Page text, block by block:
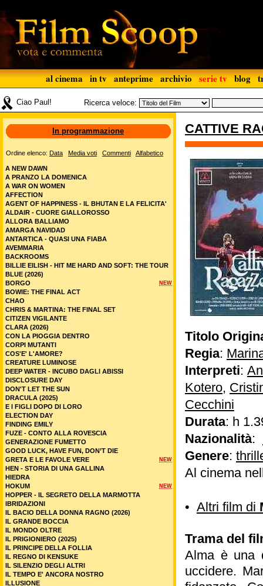
al cinema in tv anteprime archivio serie tv blog
Ciao Paul! Ricerca veloce:
CATTIVE
Titolo
Regia:
Interpreti:
Kotero,
Cecchini
Durata: h
Nazionalità:
Genere:
Al cinema
• Altri film di
Trama del
Alma è una
uccidere.
In programmazione
Ordine elenco: Data Media voti Commenti Alfabetico
A NEW DAWN
A PRANZO LA DOMENICA
A WAR ON WOMEN
AFFECTION
AGENT OF HAPPINESS - IL BHUTAN E LA FELICITA'
ALDAIR - CUORE GIALLOROSSO
ALLORA BALLIAMO
AMARGA NAVIDAD
ANTARTICA - QUASI UNA FIABA
AVEMMARIA
BACKROOMS
BILLIE EILISH - HIT ME HARD AND SOFT: THE TOUR
BLUE (2026)
NEW
BORGO
BOWIE: THE FINAL ACT
CHAO
CHRIS & MARTINA: THE FINAL SET
CITIZEN VIGILANTE
CLARA (2026)
CON LA PIOGGIA DENTRO
CORPI MUTANTI
COS'E' L'AMORE?
CREATURE LUMINOSE
DEEP WATER - INCUBO DAGLI ABISSI
DISCLOSURE DAY
DON'T LET THE SUN
DRACULA (2025)
E I FIGLI DOPO DI LORO
ELECTION DAY
FINDING EMILY
FUZE - CONTO ALLA ROVESCIA
GENERAZIONE FUMETTO
GOOD LUCK, HAVE FUN, DON’T DIE
NEW
GRETA E LE FAVOLE VERE
HEN - STORIA DI UNA GALLINA
HIEDRA
NEW
HOKUM
HOPPER - IL SEGRETO DELLA MARMOTTA
IBRIDAZIONI
IL BACIO DELLA DONNA RAGNO (2026)
IL GRANDE BOCCIA
IL MONDO OLTRE
IL PRIGIONIERO (2025)
IL PRINCIPE DELLA FOLLIA
IL REGNO DI KENSUKE
IL SILENZIO DEGLI ALTRI
IL TEMPO E' ANCORA NOSTRO
ILLUSIONE